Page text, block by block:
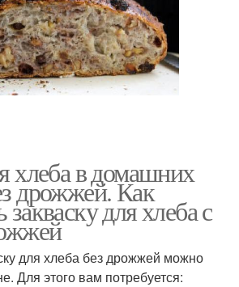
хлеба в домашних
дрожжей. Как
закваску для хлеба с
для хлеба без дрожжей можно
Для этого вам потребуется: